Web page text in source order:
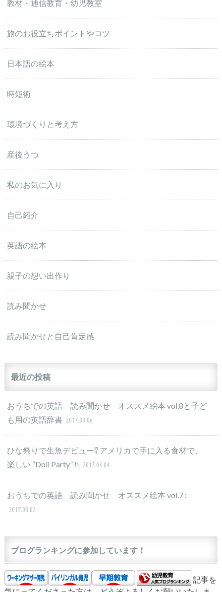
教材・通信教育・幼児教室
旅のお役立ちポイントやコツ
日本語の絵本
時短術
環境づくりと考え方
産後うつ
私のお気に入り
自己紹介
英語の絵本
親子の想い出作り
読み聞かせ
読み聞かせと自己肯定感
最近の投稿
おうちでの英語 読み聞かせ オススメ絵本 vol.8と子ど
も用の英語辞書 2017.03.06
ひな祭りで生魚デビュー⁉︎ アメリカで手に入る食材で、
楽しい “Doll Party” !! 2017.03.04
おうちでの英語 読み聞かせ オススメ絵本 vol.7 :
2017.03.02
ブログランキングに参加しています！
記事を